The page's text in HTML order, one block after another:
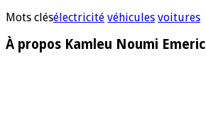
Mots clésélectricité véhicules voitures
À propos Kamleu Noumi Emeric